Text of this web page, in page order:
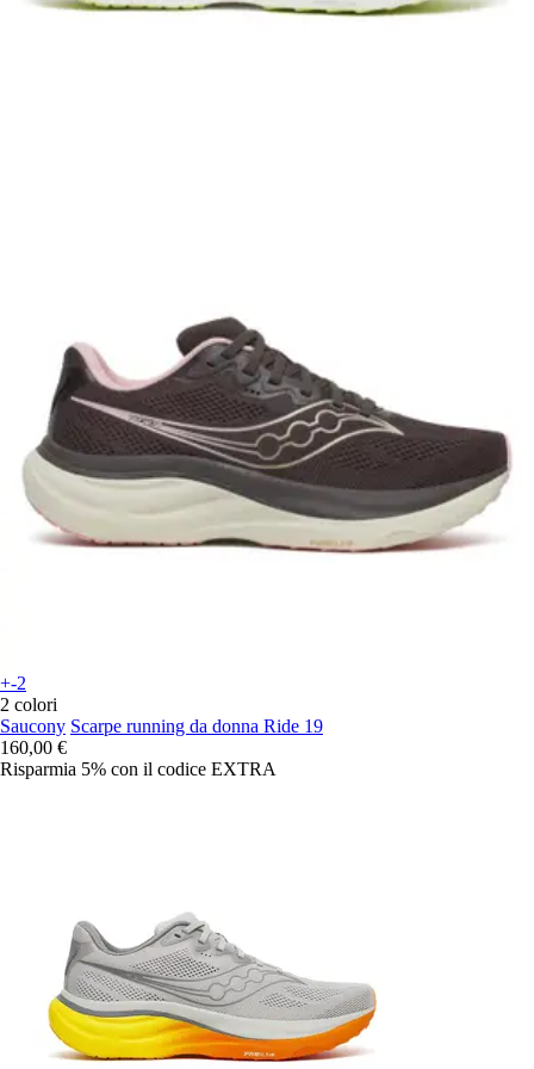
+-2
2 colori
Saucony Scarpe running da donna Ride 19
160,00 €
Risparmia 5% con il codice EXTRA